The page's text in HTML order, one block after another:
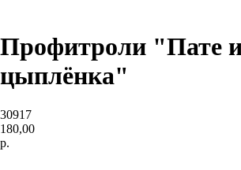
Профитроли "Пате
цыплёнка"
30917
180,00
р.